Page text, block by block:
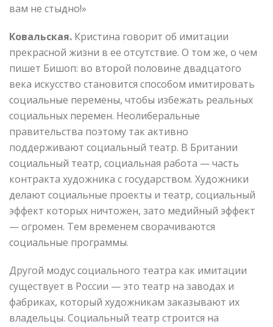
вам не стыдно!»
Ковальская. Кристина говорит об имитации
прекрасной жизни в ее отсутствие. О том же, о чем
пишет Бишоп: во второй половине двадцатого
века искусство становится способом имитировать
социальные перемены, чтобы избежать реальных
социальных перемен. Неолиберальные
правительства поэтому так активно
поддерживают социальный театр. В Британии
социальный театр, социальная работа — часть
контракта художника с государством. Художники
делают социальные проекты и театр, социальный
эффект которых ничтожен, зато медийный эффект
— огромен. Тем временем сворачиваются
социальные программы.
Другой модус социального театра как имитации
существует в России — это театр на заводах и
фабриках, который художникам заказывают их
владельцы. Социальный театр строится на